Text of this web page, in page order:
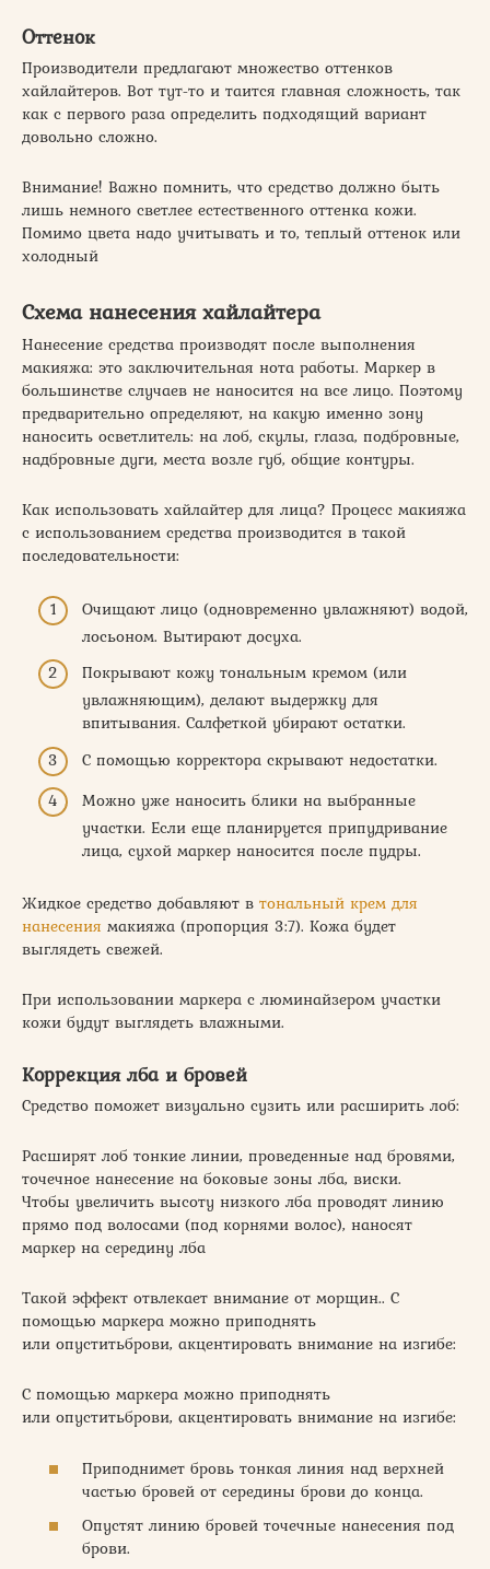
Оттенок
Производители предлагают множество оттенков
хайлайтеров. Вот тут-то и таится главная сложность, так
как с первого раза определить подходящий вариант
довольно сложно.
Внимание! Важно помнить, что средство должно быть
лишь немного светлее естественного оттенка кожи.
Помимо цвета надо учитывать и то, теплый оттенок или
холодный
Схема нанесения хайлайтера
Нанесение средства производят после выполнения
макияжа: это заключительная нота работы. Маркер в
большинстве случаев не наносится на все лицо. Поэтому
предварительно определяют, на какую именно зону
наносить осветлитель: на лоб, скулы, глаза, подбровные,
надбровные дуги, места возле губ, общие контуры.
Как использовать хайлайтер для лица? Процесс макияжа
с использованием средства производится в такой
последовательности:
Очищают лицо (одновременно увлажняют) водой,
лосьоном. Вытирают досуха.
Покрывают кожу тональным кремом (или
увлажняющим), делают выдержку для
впитывания. Салфеткой убирают остатки.
С помощью корректора скрывают недостатки.
Можно уже наносить блики на выбранные
участки. Если еще планируется припудривание
лица, сухой маркер наносится после пудры.
Жидкое средство добавляют в тональный крем для
нанесения макияжа (пропорция 3:7). Кожа будет
выглядеть свежей.
При использовании маркера с люминайзером участки
кожи будут выглядеть влажными.
Коррекция лба и бровей
Средство поможет визуально сузить или расширить лоб:
Расширят лоб тонкие линии, проведенные над бровями,
точечное нанесение на боковые зоны лба, виски.
Чтобы увеличить высоту низкого лба проводят линию
прямо под волосами (под корнями волос), наносят
маркер на середину лба
Такой эффект отвлекает внимание от морщин.. С
помощью маркера можно приподнять
или опуститьброви, акцентировать внимание на изгибе:
С помощью маркера можно приподнять
или опуститьброви, акцентировать внимание на изгибе:
Приподнимет бровь тонкая линия над верхней
частью бровей от середины брови до конца.
Опустят линию бровей точечные нанесения под
брови.